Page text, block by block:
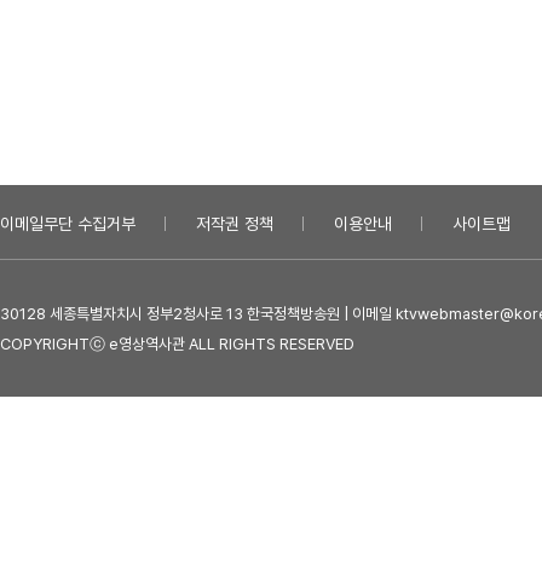
이메일무단 수집거부 저작권 정책 이용안내 사이트맵
30128 세종특별자치시 정부2청사로 13 한국정책방송원 | 이메일
COPYRIGHTⓒ e영상역사관 ALL RIGHTS RESERVED